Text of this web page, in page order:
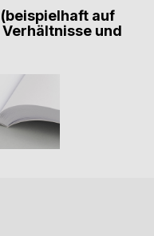
auf
und